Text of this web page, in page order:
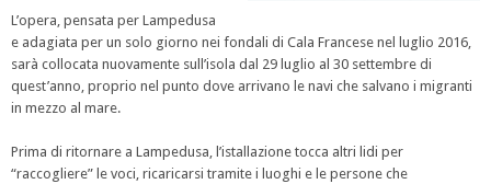
L’opera, pensata per Lampedusa
e adagiata per un solo giorno nei fondali di Cala Francese nel luglio 2016,
sarà collocata nuovamente sull’isola dal 29 luglio al 30 settembre di
quest’anno, proprio nel punto dove arrivano le navi che salvano i migranti
in mezzo al mare.
Prima di ritornare a Lampedusa, l’istallazione tocca altri lidi per
“raccogliere” le voci, ricaricarsi tramite i luoghi e le persone che